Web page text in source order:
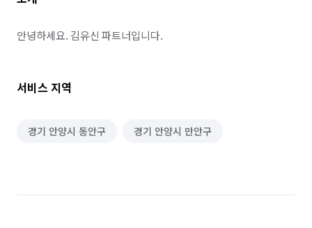
안녕하세요. 김유신 파트너입니다.
서비스 지역
경기 안양시 동안구 경기 안양시 만안구